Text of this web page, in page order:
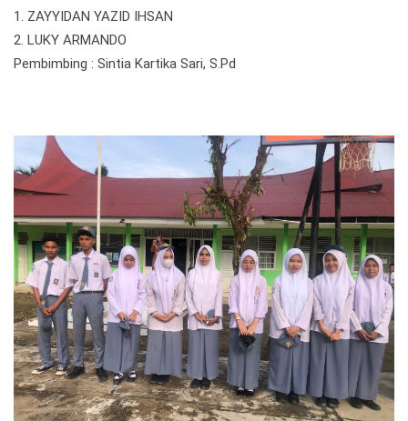
1. ZAYYIDAN YAZID IHSAN
2. LUKY ARMANDO
Pembimbing : Sintia Kartika Sari, S.Pd